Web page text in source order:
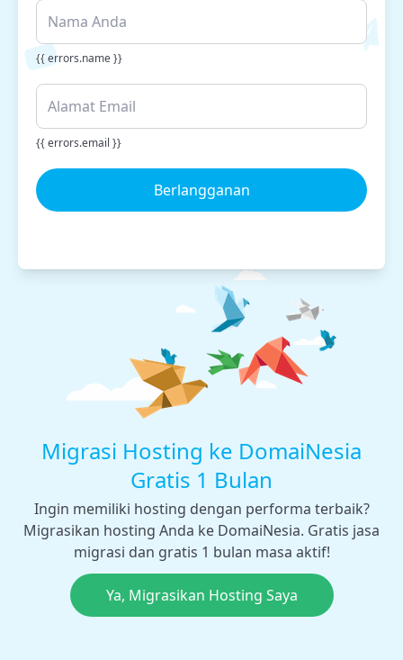
{{ errors.name }}
{{ errors.email }}
Berlangganan
Migrasi Hosting ke DomaiNesia
Gratis 1 Bulan
Ingin memiliki hosting dengan performa terbaik?
Migrasikan hosting Anda ke DomaiNesia. Gratis jasa
migrasi dan gratis 1 bulan masa aktif!
Ya, Migrasikan Hosting Saya